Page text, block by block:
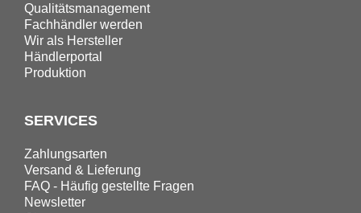
Qualitätsmanagement
Fachhändler werden
Wir als Hersteller
Händlerportal
Produktion
SERVICES
Zahlungsarten
Versand & Lieferung
FAQ - Häufig gestellte Fragen
Newsletter